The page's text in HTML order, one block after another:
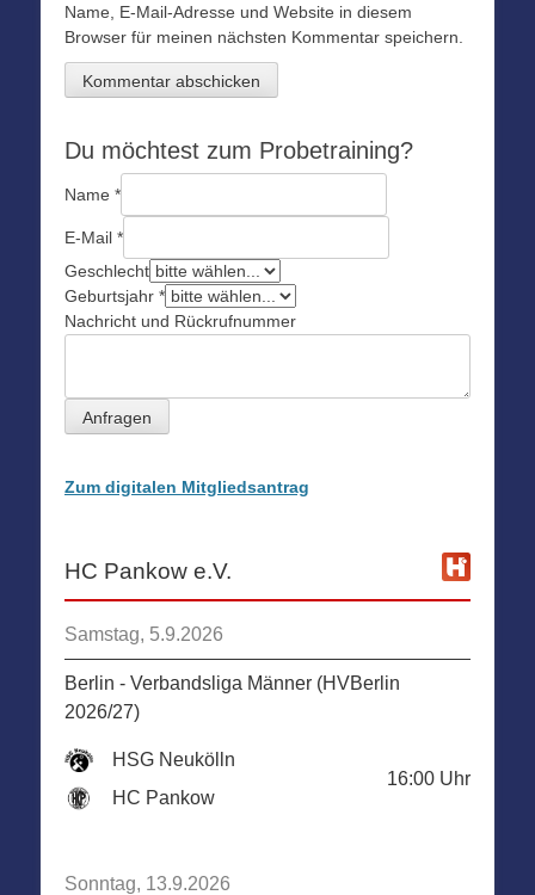
Name, E-Mail-Adresse und Website in diesem
Browser für meinen nächsten Kommentar speichern.
Du möchtest zum Probetraining?
Name *
E-Mail *
Geschlecht
Geburtsjahr *
Nachricht und Rückrufnummer
Anfragen
Zum digitalen Mitgliedsantrag
HC Pankow e.V.
Samstag, 5.9.2026
Berlin - Verbandsliga Männer (HVBerlin
2026/27)
HSG Neukölln
HC Pankow
16:00 Uhr
Sonntag, 13.9.2026